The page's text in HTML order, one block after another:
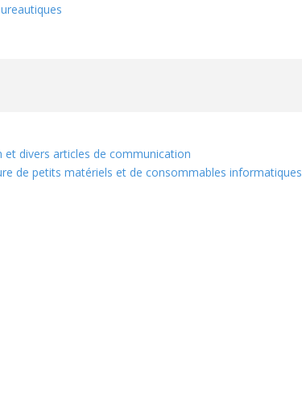
et divers articles de communication
de petits matériels et de consommables informatiques